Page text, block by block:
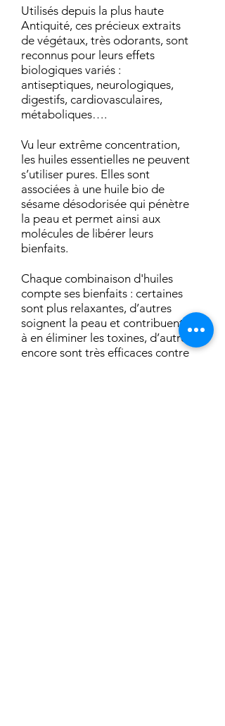
Utilisés depuis la plus haute
Antiquité, ces précieux extraits
de végétaux, très odorants, sont
reconnus pour leurs effets
biologiques variés :
antiseptiques, neurologiques,
digestifs, cardiovasculaires,
métaboliques….
Vu leur extrême concentration,
les huiles essentielles ne peuvent
s’utiliser pures. Elles sont
associées à une huile bio de
sésame désodorisée qui pénètre
la peau et permet ainsi aux
molécules de libérer leurs
bienfaits.
Chaque combinaison d'huiles
compte ses bienfaits : certaines
sont plus relaxantes, d’autres
soignent la peau et contribuent
à en éliminer les toxines, d’autres
encore sont très efficaces contre